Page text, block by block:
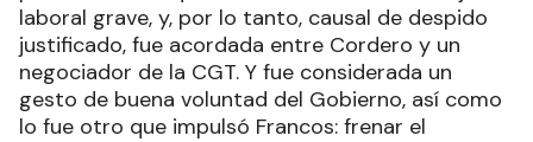
laboral grave, y, por lo tanto, causal de despido
justificado, fue acordada entre Cordero y un
negociador de la CGT. Y fue considerada un
gesto de buena voluntad del Gobierno, así como
lo fue otro que impulsó Francos: frenar el